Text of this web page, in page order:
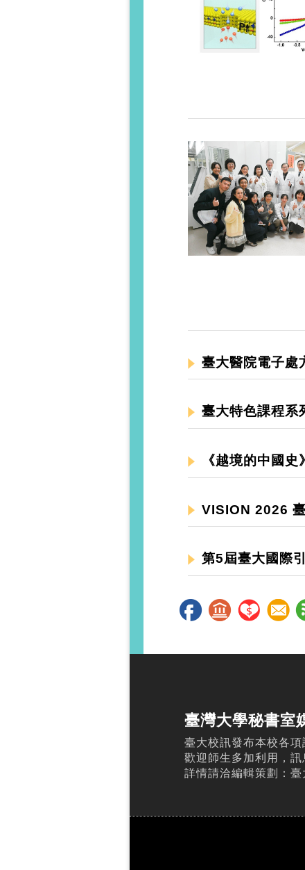
臺大醫院電子處
臺大特色課程系
《越境的中國
VISION 2026
第5屆臺大國際
臺灣大學秘書室
臺大校訊發布本校各
歡迎師生多加利用，
詳情請洽編輯策劃：